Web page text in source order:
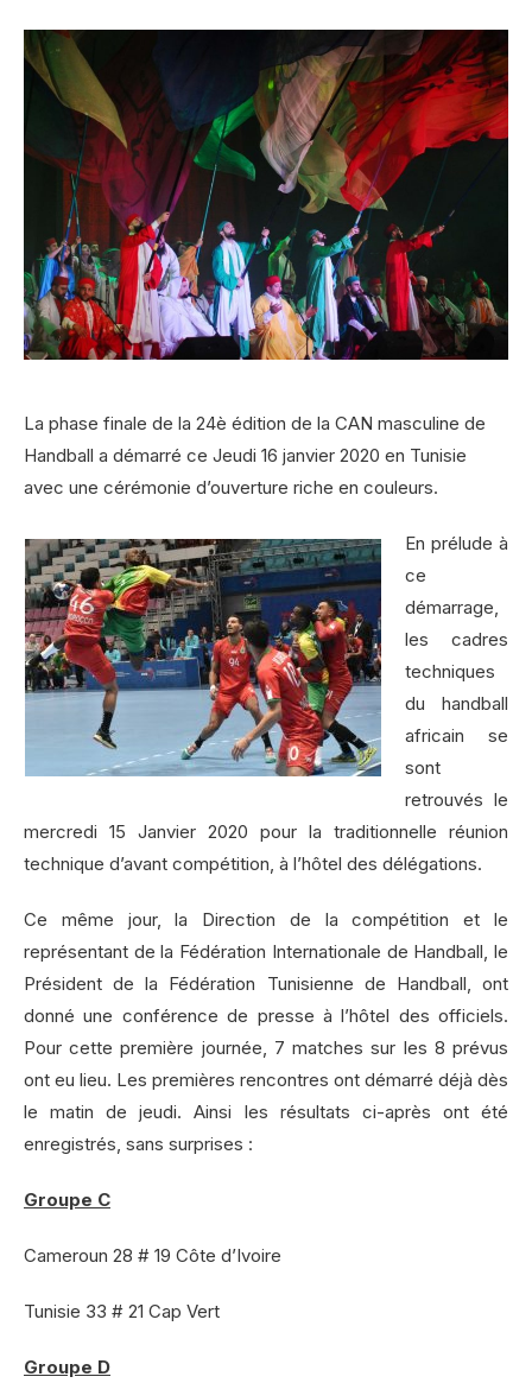
La phase finale de la 24è édition de la CAN masculine de
Handball a démarré ce Jeudi 16 janvier 2020 en Tunisie
avec une cérémonie d’ouverture riche en couleurs.
En prélude à
ce
démarrage,
les cadres
techniques
du handball
africain se
sont
retrouvés le
mercredi 15 Janvier 2020 pour la traditionnelle réunion
technique d’avant compétition, à l’hôtel des délégations.
Ce même jour, la Direction de la compétition et le
représentant de la Fédération Internationale de Handball, le
Président de la Fédération Tunisienne de Handball, ont
donné une conférence de presse à l’hôtel des officiels.
Pour cette première journée, 7 matches sur les 8 prévus
ont eu lieu. Les premières rencontres ont démarré déjà dès
le matin de jeudi. Ainsi les résultats ci-après ont été
enregistrés, sans surprises :
Groupe C
Cameroun 28 # 19 Côte d’Ivoire
Tunisie 33 # 21 Cap Vert
Groupe D